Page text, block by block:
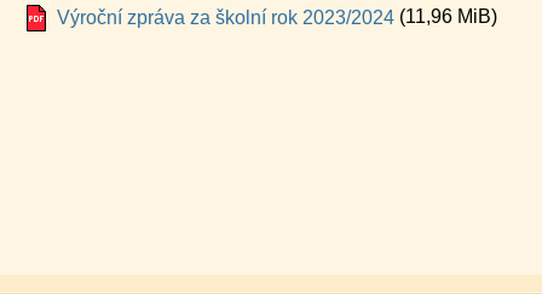
Výroční zpráva za školní rok 2023/2024 (11,96 MiB)